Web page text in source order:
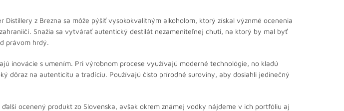
Distillery z Brezna sa môže pýšiť vysokokvalitným alkoholom, ktorý získal význmé ocenenia
Snažia sa vytvárať autentický destilát nezameniteľnej chuti, na ktorý by mal byť
právom hrdý.
inovácie s umením. Pri výrobnom procese využívajú moderné technológie, no kladú
dôraz na autenticitu a tradíciu. Používajú čisto prírodné suroviny, aby dosiahli jedinečný
ocenený produkt zo Slovenska, avšak okrem známej vodky nájdeme v ich portfóliu aj